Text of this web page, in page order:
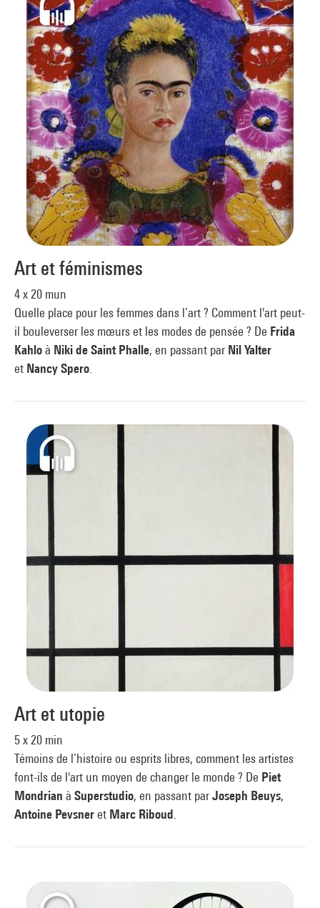
Art et féminismes
4 x 20 mun
Quelle place pour les femmes dans l’art ? Comment l'art peut-
il bouleverser les mœurs et les modes de pensée ? De Frida
Kahloà Niki de Saint Phalle, en passant par Nil Yalter
et Nancy Spero
Art et utopie
5 x 20 min
Témoins de l’histoire ou esprits libres, comment les artistes
font-ils de l'art un moyen de changer le monde ? De Piet
Mondrian à Superstudio, en passant parJoseph Beuys,
Antoine Pevsneret Marc Riboud